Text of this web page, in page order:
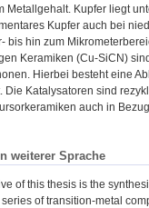
Metallgehalt. Kupfer liegt
Kupfer auch bei
bis hin zum
Keramiken (Cu-SiCN)
Hierbei besteht eine
Die Katalysatoren sind
auch in
weiterer Sprache
of this thesis is the
of transition-metal